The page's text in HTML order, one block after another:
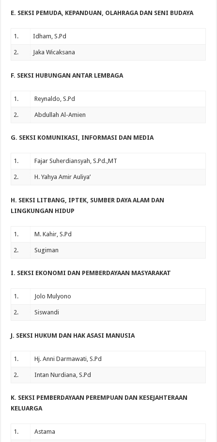
E. SEKSI PEMUDA, KEPANDUAN, OLAHRAGA DAN SENI BUDAYA
1. Idham, S.Pd
2. Jaka Wicaksana
F. SEKSI HUBUNGAN ANTAR LEMBAGA
1. Reynaldo, S.Pd
2. Abdullah Al-Amien
G. SEKSI KOMUNIKASI, INFORMASI DAN MEDIA
1. Fajar Suherdiansyah, S.Pd.,MT
2. H. Yahya Amir Auliya’
H. SEKSI LITBANG, IPTEK, SUMBER DAYA ALAM DAN
LINGKUNGAN HIDUP
1. M. Kahir, S.Pd
2. Sugiman
I. SEKSI EKONOMI DAN PEMBERDAYAAN MASYARAKAT
1. Jolo Mulyono
2. Siswandi
J. SEKSI HUKUM DAN HAK ASASI MANUSIA
1. Hj. Anni Darmawati, S.Pd
2. Intan Nurdiana, S.Pd
K. SEKSI PEMBERDAYAAN PEREMPUAN DAN KESEJAHTERAAN
KELUARGA
1. Astama